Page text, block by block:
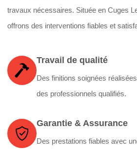
travaux nécessaires. Située en Cuges
offrons des interventions fiables et
Travail de qualité
Des finitions soignées
des professionnels qualifiés.
Garantie & Assurance
Des prestations fiables avec